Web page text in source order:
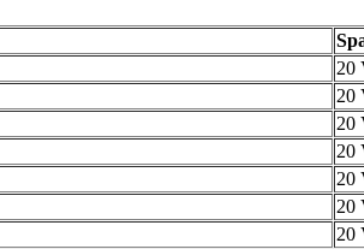
20
20
20
20
20
20
20